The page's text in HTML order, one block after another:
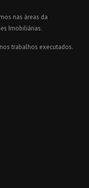
nas áreas da
Imobiliárias.
trabalhos executados.